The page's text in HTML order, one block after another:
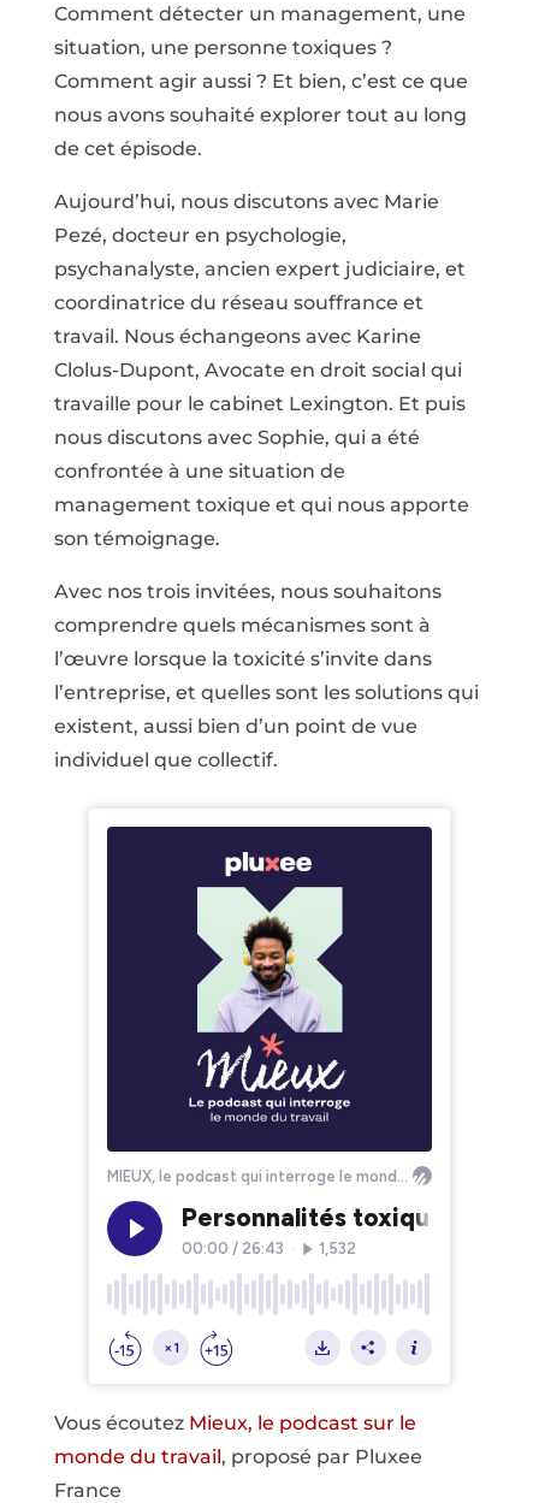
Comment détecter un management, une
situation, une personne toxiques ?
Comment agir aussi ? Et bien, c’est ce que
nous avons souhaité explorer tout au long
de cet épisode.
Aujourd’hui, nous discutons avec Marie
Pezé, docteur en psychologie,
psychanalyste, ancien expert judiciaire, et
coordinatrice du réseau souffrance et
travail. Nous échangeons avec Karine
Clolus-Dupont, Avocate en droit social qui
travaille pour le cabinet Lexington. Et puis
nous discutons avec Sophie, qui a été
confrontée à une situation de
management toxique et qui nous apporte
son témoignage.
Avec nos trois invitées, nous souhaitons
comprendre quels mécanismes sont à
l’œuvre lorsque la toxicité s’invite dans
l’entreprise, et quelles sont les solutions qui
existent, aussi bien d’un point de vue
individuel que collectif.
Vous écoutez Mieux, le podcast sur le
monde du travail, proposé par Pluxee
France